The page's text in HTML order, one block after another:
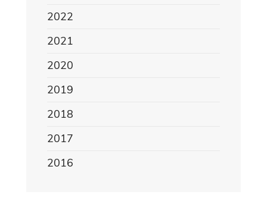
2022
2021
2020
2019
2018
2017
2016